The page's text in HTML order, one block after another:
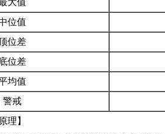
大值
位值
位差
底位差
均值
警戒
理】